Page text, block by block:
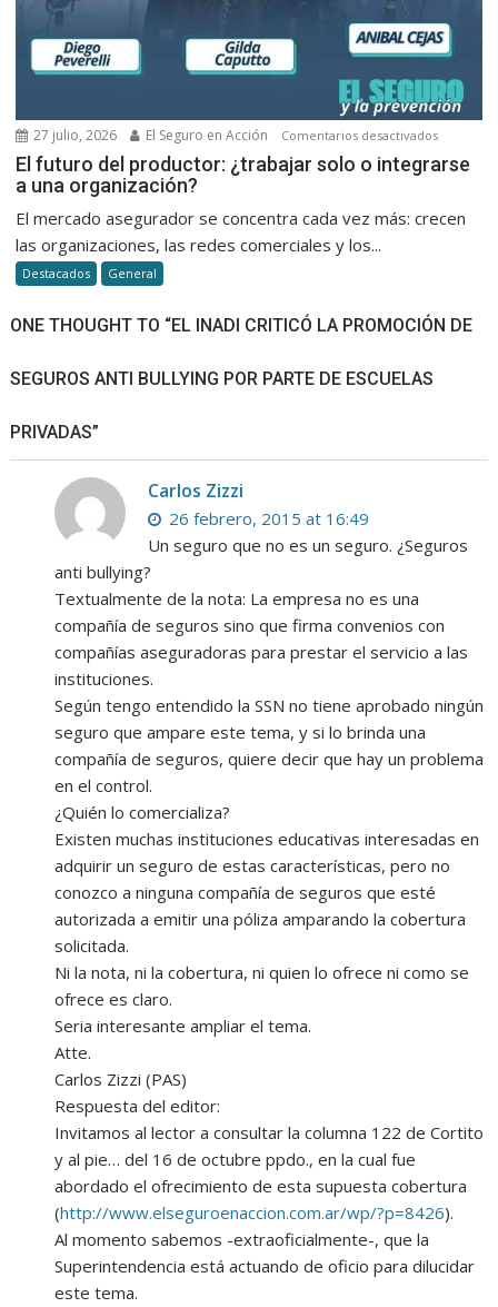
seguros
27 julio, 2026 El Seguro en Acción Comentarios desactivadosen
El
integrarse
El futuro del productor: ¿trabajar solo o integrarse
a una organización?
El mercado asegurador se concentra cada vez más: crecen
las organizaciones, las redes comerciales y los...
Destacados General
ONE THOUGHT TO “EL INADI CRITICÓ LA PROMOCIÓN DE
SEGUROS ANTI BULLYING POR PARTE DE ESCUELAS
PRIVADAS”
Carlos Zizzi
26 febrero, 2015 at 16:49
Un seguro que no es un seguro. ¿Seguros
anti bullying?
Textualmente de la nota: La empresa no es una
compañía de seguros sino que firma convenios con
compañías aseguradoras para prestar el servicio a las
instituciones.
Según tengo entendido la SSN no tiene aprobado ningún
seguro que ampare este tema, y si lo brinda una
compañía de seguros, quiere decir que hay un problema
en el control.
¿Quién lo comercializa?
Existen muchas instituciones educativas interesadas en
adquirir un seguro de estas características, pero no
conozco a ninguna compañía de seguros que esté
autorizada a emitir una póliza amparando la cobertura
solicitada.
Ni la nota, ni la cobertura, ni quien lo ofrece ni como se
ofrece es claro.
Seria interesante ampliar el tema.
Atte.
Carlos Zizzi (PAS)
Respuesta del editor:
Invitamos al lector a consultar la columna 122 de Cortito
y al pie… del 16 de octubre ppdo., en la cual fue
abordado el ofrecimiento de esta supuesta cobertura
(http://www.elseguroenaccion.com.ar/wp/?p=8426).
Al momento sabemos -extraoficialmente-, que la
Superintendencia está actuando de oficio para dilucidar
este tema.